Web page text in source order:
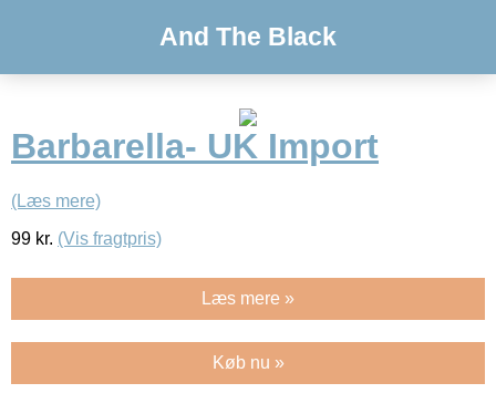
And The Black
Barbarella- UK Import
(Læs mere)
99 kr. (Vis fragtpris)
Læs mere »
Køb nu »